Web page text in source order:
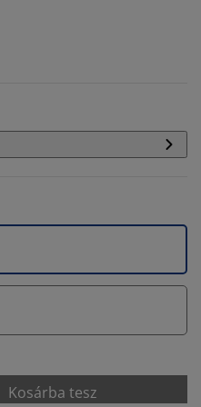
Kosárba tesz